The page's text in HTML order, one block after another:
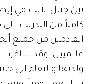
بين جبال الألب في
كاملاً من التدريب،
القادمين من جميع
عالميين. وقد سافرت
ولديها والبقاء الى